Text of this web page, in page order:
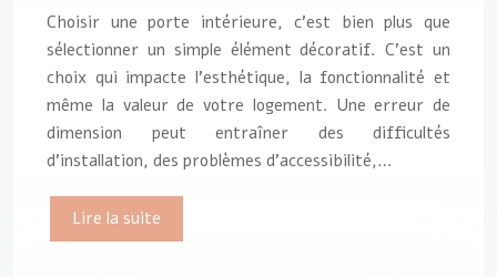
Choisir une porte intérieure, c’est bien plus que
sélectionner un simple élément décoratif. C’est un
choix qui impacte l’esthétique, la fonctionnalité et
même la valeur de votre logement. Une erreur de
dimension peut entraîner des difficultés
d’installation, des problèmes d’accessibilité,…
Lire la suite